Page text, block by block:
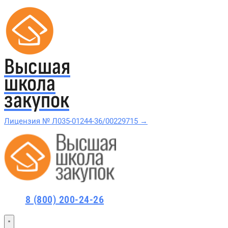
Высшая
школа
закупок
Лицензия № Л035-01244-36/00229715 →
Проверить в реестре Рособрнадзора →
Курсы по 44-ФЗ
8 (800) 200-24-26